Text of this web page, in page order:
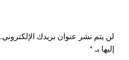
لن يتم نشر عنوان بريدك الإلكتروني.
إليها بـ *